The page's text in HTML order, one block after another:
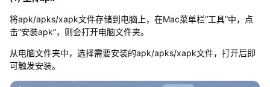
将apk/apks/xapk文件存储到电脑上，在Mac菜单栏“工具”中，点
击“安装apk”，则会打开电脑文件夹。
从电脑文件夹中，选择需要安装的apk/apks/xapk文件，打开后即
可触发安装。